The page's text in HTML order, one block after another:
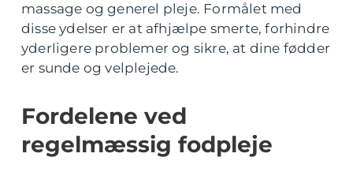
massage og generel pleje. Formålet med
disse ydelser er at afhjælpe smerte, forhindre
yderligere problemer og sikre, at dine fødder
er sunde og velplejede.
Fordelene ved
regelmæssig fodpleje